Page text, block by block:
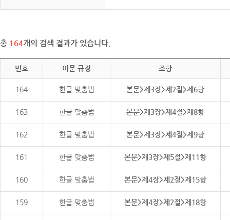
총 164개의 검색 결과가 있습니다.
번호 어문 규정 조항
164 한글 맞춤법 본문>제3장>제2절>제6항
163 한글 맞춤법 본문>제3장>제4절>제8항
162 한글 맞춤법 본문>제3장>제4절>제9항
161 한글 맞춤법 본문>제3장>제5절>제11항
160 한글 맞춤법 본문>제4장>제2절>제15항
159 한글 맞춤법 본문>제4장>제2절>제18항